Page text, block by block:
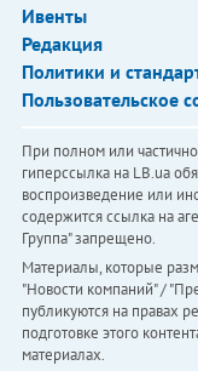
Ивенты
Редакция
Политики и
Пользовательское
При полном или
гиперссылка на LB.ua
воспроизведение или
содержится ссылка на
Группа" запрещено.
Материалы, которые
"Новости компаний" /
публикуются на правах
подготовке этого
материалах.